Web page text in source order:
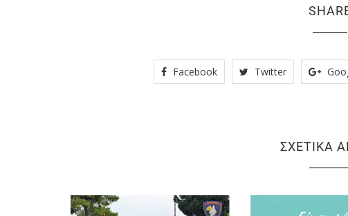
Facebook Twitter
ΣΧΕΤΙΚΆ